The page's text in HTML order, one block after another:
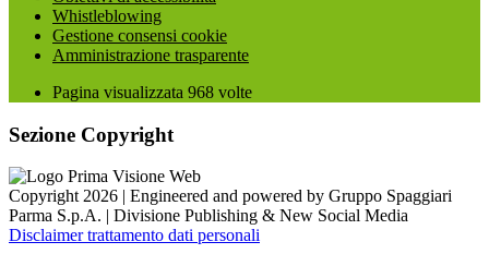
Whistleblowing
Gestione consensi cookie
Amministrazione trasparente
Pagina visualizzata 968 volte
Sezione Copyright
Copyright 2026 | Engineered and powered by Gruppo Spaggiari
Parma S.p.A. | Divisione Publishing & New Social Media
Disclaimer trattamento dati personali